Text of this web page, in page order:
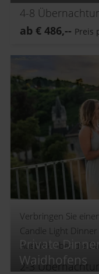
4-8
ab € 486,-- Preis
Private
Waidhofens
Verbringen Sie
Candle Light
Ausblick über die
2-3